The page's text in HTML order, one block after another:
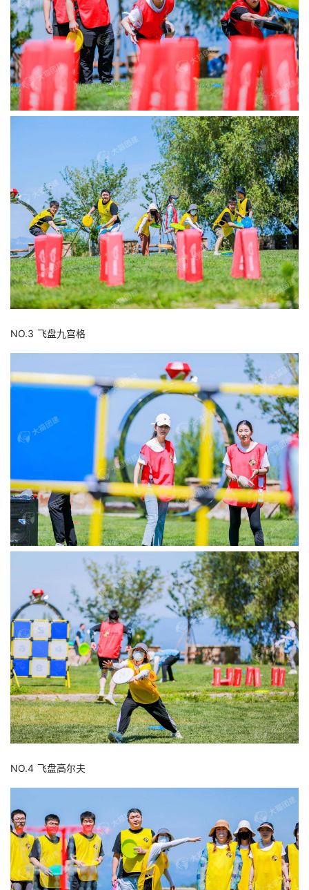
NO.3 飞盘九宫格
NO.4 飞盘高尔夫